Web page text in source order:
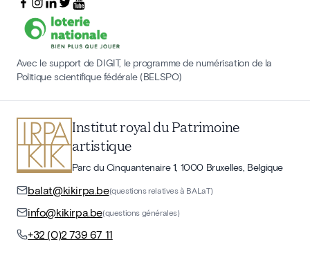
Avec le support de DIGIT, le programme de numérisation de la
Politique scientifique fédérale (BELSPO)
Institut royal du Patrimoine
artistique
Parc du Cinquantenaire 1, 1000 Bruxelles, Belgique
balat@kikirpa.be(questions relatives à BALaT)
info@kikirpa.be(questions générales)
+32 (0)2 739 67 11